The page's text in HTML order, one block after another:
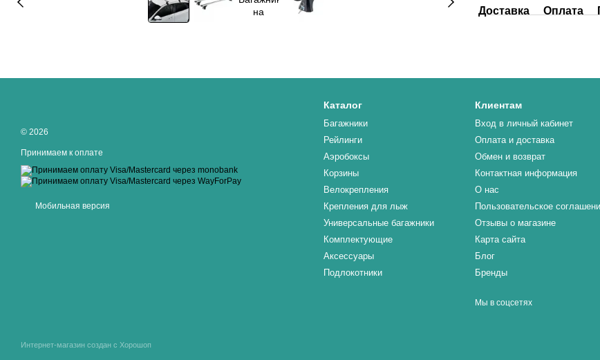
Доставка
Оплата
© 2026
Принимаем к оплате
Мобильная версия
Интернет-магазин создан с Хорошоп
Каталог
Багажники
Рейлинги
Аэробоксы
Корзины
Велокрепления
Крепления для лыж
Универсальные багажники
Комплектующие
Аксессуары
Подлокотники
Клиентам
Вход в личный кабинет
Оплата и доставка
Обмен и возврат
Контактная информация
О нас
Пользовательское
Отзывы о магазине
Карта сайта
Блог
Бренды
Мы в соцсетях